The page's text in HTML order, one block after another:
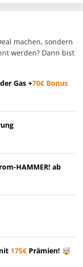
machen, sondern
werden? Dann bist
Gas +70€ Bonus
HAMMER! ab
175€ Prämien! 🤯